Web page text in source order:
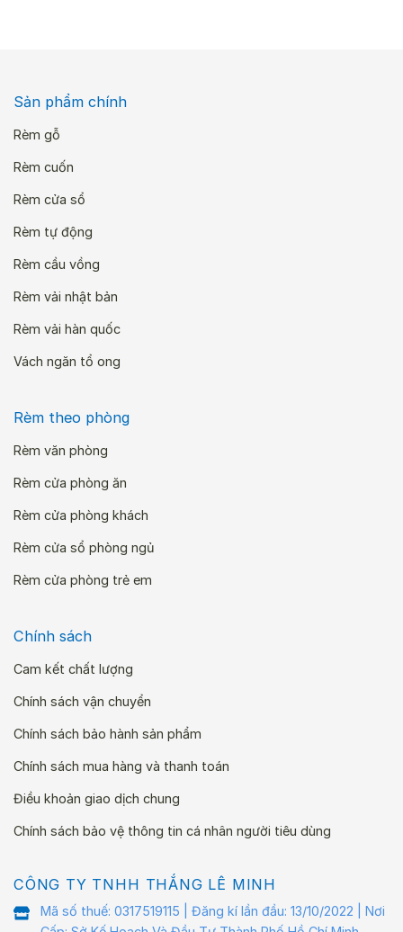
Sản phẩm chính
Rèm gỗ
Rèm cuốn
Rèm cửa sổ
Rèm tự động
Rèm cầu vồng
Rèm vải nhật bản
Rèm vải hàn quốc
Vách ngăn tổ ong
Rèm theo phòng
Rèm văn phòng
Rèm cửa phòng ăn
Rèm cửa phòng khách
Rèm cửa sổ phòng ngủ
Rèm cửa phòng trẻ em
Chính sách
Cam kết chất lượng
Chính sách vận chuyển
Chính sách bảo hành sản phẩm
Chính sách mua hàng và thanh toán
Điều khoản giao dịch chung
Chính sách bảo vệ thông tin cá nhân người tiêu dùng
CÔNG TY TNHH THẮNG LÊ MINH
Mã số thuế: 0317519115 | Đăng kí lần đầu: 13/10/2022 | Nơi